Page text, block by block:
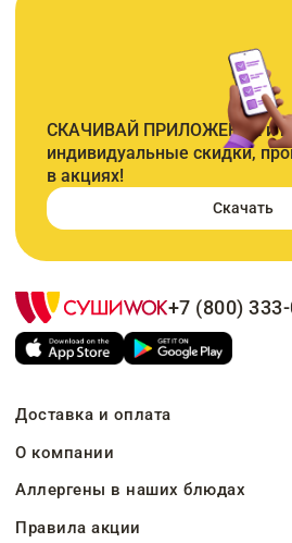
СКАЧИВАЙ ПРИЛОЖЕНИЕ и
индивидуальные скидки,
в акциях!
Скачать
+7 (800)
Доставка и оплата
О компании
Аллергены в наших блюдах
Правила акции